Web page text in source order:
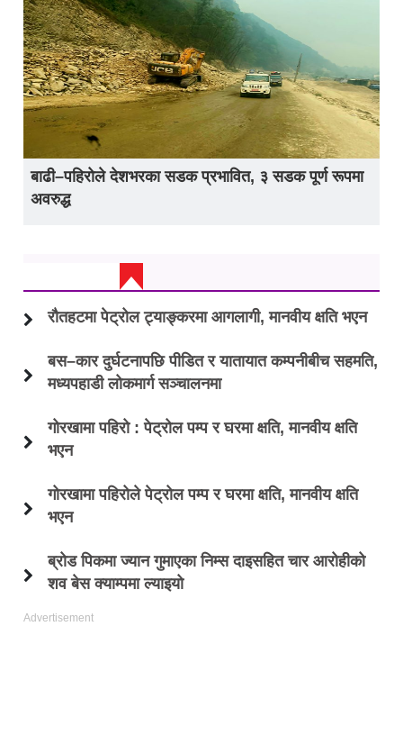
बाढी–पहिरोले देशभरका सडक प्रभावित, ३ सडक पूर्ण रूपमा
अवरुद्ध
रौतहटमा पेट्रोल ट्याङ्करमा आगलागी, मानवीय क्षति भएन
बस–कार दुर्घटनापछि पीडित र यातायात कम्पनीबीच सहमति,
मध्यपहाडी लोकमार्ग सञ्चालनमा
गोरखामा पहिरो : पेट्रोल पम्प र घरमा क्षति, मानवीय क्षति
भएन
गोरखामा पहिरोले पेट्रोल पम्प र घरमा क्षति, मानवीय क्षति
भएन
ब्रोड पिकमा ज्यान गुमाएका निम्स दाइसहित चार आरोहीको
शव बेस क्याम्पमा ल्याइयो